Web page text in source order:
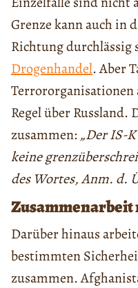
Grenze kann auch in
Richtung durchlässig
Drogenhandel. Aber
Regel über Russland.
zusammen: „Der IS-
keine
des Wortes, Anm. d.
Zusammenarbeit
Darüber hinaus
bestimmten
zusammen.